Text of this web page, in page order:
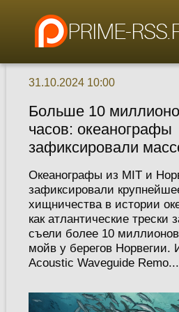
31.10.2024 10:00
Больше 10
часов: океанографы
зафиксировали
Океанографы из MIT и
зафиксировали
хищничества в истории
как атлантические трески
съели более 10
мойв у берегов Норвегии.
Acoustic Waveguide Remo...